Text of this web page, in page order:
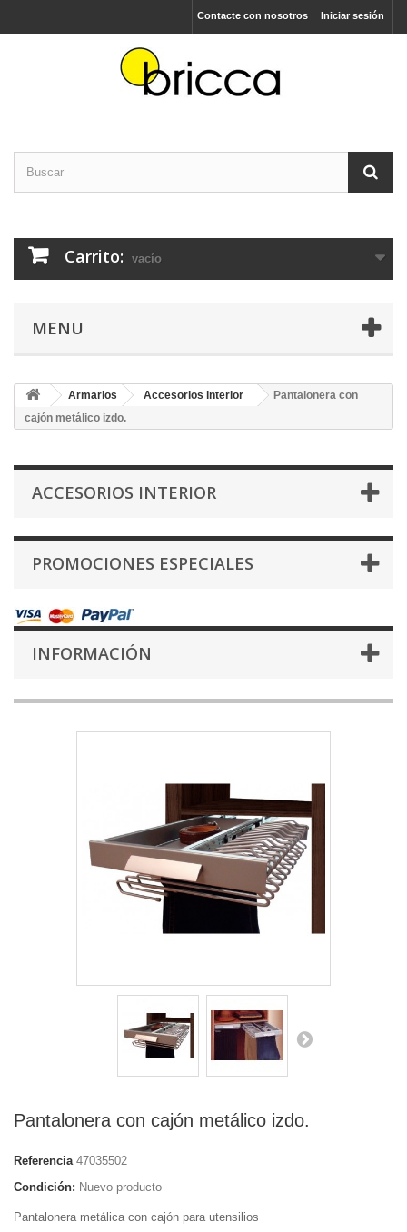
Iniciar sesión
Contacte con nosotros
Carrito: vacío
MENU
Armarios Accesorios interior
Pantalonera con
cajón metálico izdo.
ACCESORIOS INTERIOR
PROMOCIONES ESPECIALES
INFORMACIÓN
Pantalonera con cajón metálico izdo.
Referencia 47035502
Condición: Nuevo producto
Pantalonera metálica con cajón para utensilios